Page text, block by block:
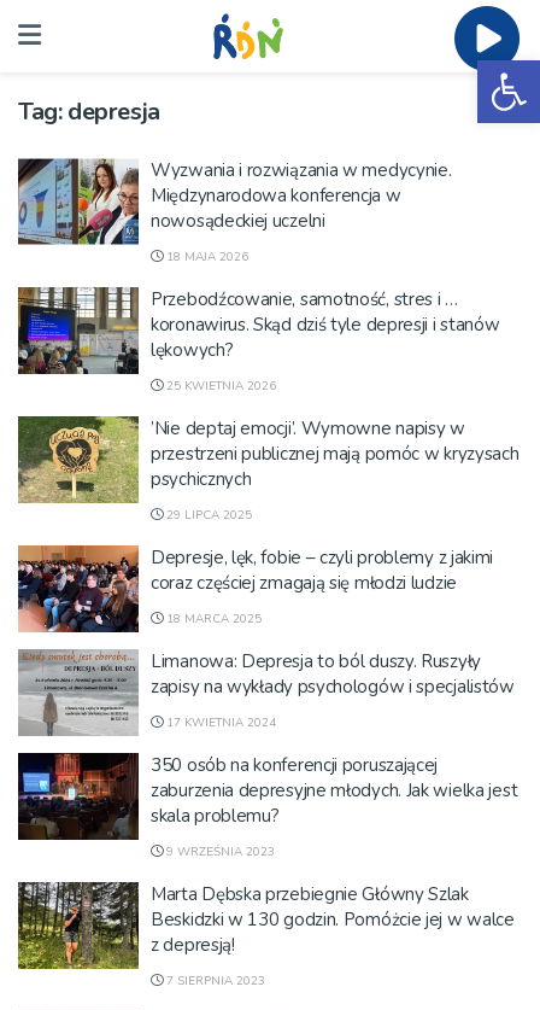
Tag:depresja
Wyzwania i rozwiązania w medycynie.
Międzynarodowa konferencja w
nowosądeckiej uczelni
18 MAJA 2026
Przebodźcowanie, samotność, stres i …
koronawirus. Skąd dziś tyle depresji i stanów
lękowych?
25 KWIETNIA 2026
’Nie deptaj emocji’. Wymowne napisy w
przestrzeni publicznej mają pomóc w kryzysach
psychicznych
29 LIPCA 2025
Depresje, lęk, fobie – czyli problemy z jakimi
coraz częściej zmagają się młodzi ludzie
18 MARCA 2025
Limanowa: Depresja to ból duszy. Ruszyły
zapisy na wykłady psychologów i specjalistów
17 KWIETNIA 2024
350 osób na konferencji poruszającej
zaburzenia depresyjne młodych. Jak wielka jest
skala problemu?
9 WRZEŚNIA 2023
Marta Dębska przebiegnie Główny Szlak
Beskidzki w 130 godzin. Pomóżcie jej w walce
z depresją!
7 SIERPNIA 2023